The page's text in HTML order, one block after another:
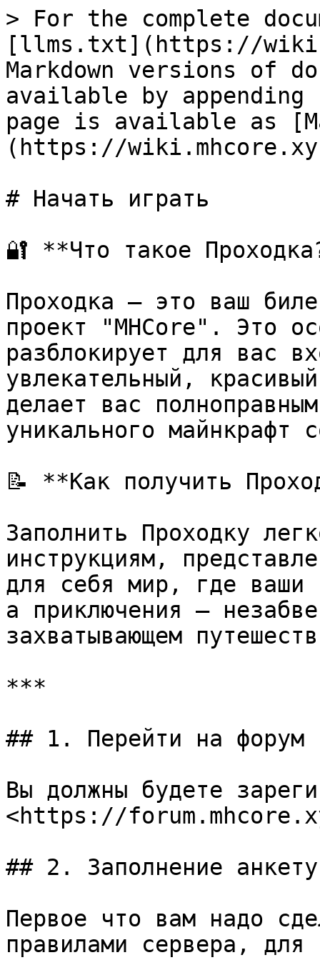
> For the complete
[llms.txt](https://
Markdown versions of
available by
page is available as
(https://
# Начать играть
🔐 **Что такое
Проходка — это ваш
проект "MHCore". Это
разблокирует для вас
увлекательный,
делает вас
уникального майнкрафт
📝 **Как получить
Заполнить Проходку
инструкциям,
для себя мир, где ваши
а приключения —
захватывающем
***
## 1. Перейти на форум
Вы должны будете
<https://
## 2. Заполнение анкету
Первое что вам надо
правилами сервера,